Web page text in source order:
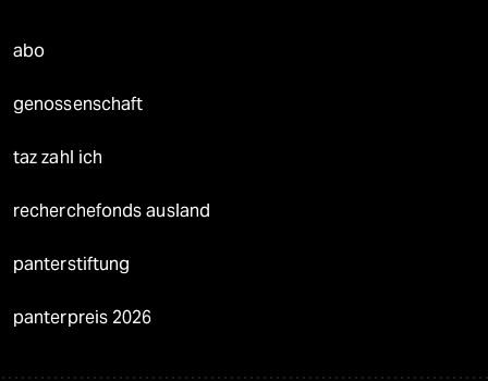
abo
genossenschaft
taz zahl ich
recherchefonds ausland
panterstiftung
panterpreis 2026